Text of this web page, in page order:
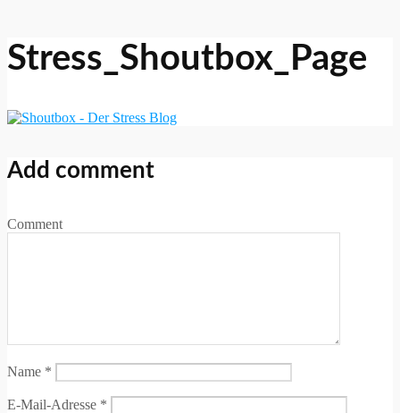
Stress_Shoutbox_Page
Add comment
Comment
Name *
E-Mail-Adresse *